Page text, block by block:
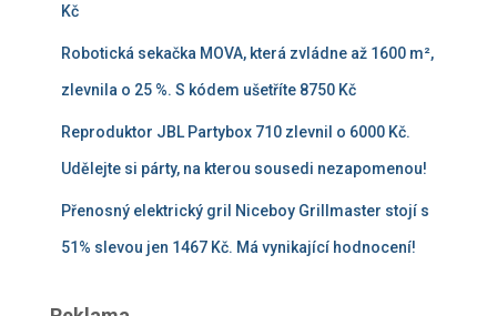
Kč
Robotická sekačka MOVA, která zvládne až 1600 m²,
zlevnila o 25 %. S kódem ušetříte 8750 Kč
Reproduktor JBL Partybox 710 zlevnil o 6000 Kč.
Udělejte si párty, na kterou sousedi nezapomenou!
Přenosný elektrický gril Niceboy Grillmaster stojí s
51% slevou jen 1467 Kč. Má vynikající hodnocení!